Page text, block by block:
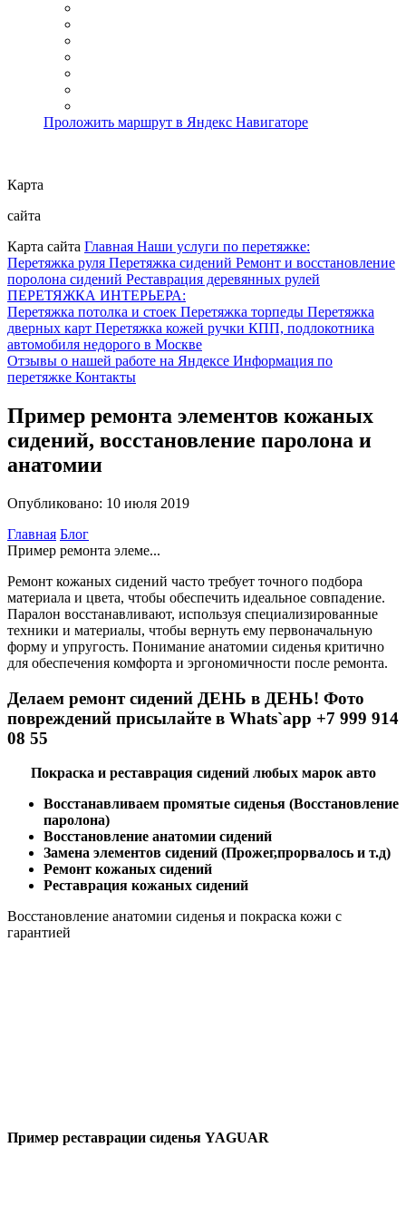
Проложить маршрут в Яндекс Навигаторе
Карта
сайта
Карта сайта Главная Наши услуги по перетяжке:
Перетяжка руля Перетяжка сидений Ремонт и восстановление
поролона сидений Реставрация деревянных рулей
ПЕРЕТЯЖКА ИНТЕРЬЕРА:
Перетяжка потолка и стоек Перетяжка торпеды Перетяжка
дверных карт Перетяжка кожей ручки КПП, подлокотника
автомобиля недорого в Москве
Отзывы о нашей работе на Яндексе Информация по
перетяжке Контакты
Пример ремонта элементов кожаных
сидений, восстановление паролона и
анатомии
Опубликовано: 10 июля 2019
Главная Блог
Пример ремонта элеме...
Ремонт кожаных сидений часто требует точного подбора
материала и цвета, чтобы обеспечить идеальное совпадение.
Паралон восстанавливают, используя специализированные
техники и материалы, чтобы вернуть ему первоначальную
форму и упругость. Понимание анатомии сиденья критично
для обеспечения комфорта и эргономичности после ремонта.
Делаем ремонт сидений ДЕНЬ в ДЕНЬ! Фото
повреждений присылайте в Whats`app +7 999 914
08 55
Покраска и реставрация сидений любых марок авто
Восстанавливаем промятые сиденья (Восстановление
паролона)
Восстановление анатомии сидений
Замена элементов сидений (Прожег,прорвалось и т.д)
Ремонт кожаных сидений
Реставрация кожаных сидений
Восстановление анатомии сиденья и покраска кожи с
гарантией
Пример реставрации сиденья YAGUAR